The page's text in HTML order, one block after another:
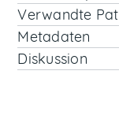
Verwandte
Metadaten
Diskussion